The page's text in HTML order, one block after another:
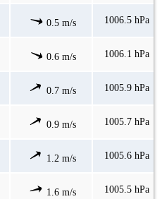
0.5 m/s 1006.5 hPa
0.6 m/s 1006.1 hPa
0.7 m/s 1005.9 hPa
0.9 m/s 1005.7 hPa
1.2 m/s 1005.6 hPa
1.6 m/s 1005.5 hPa